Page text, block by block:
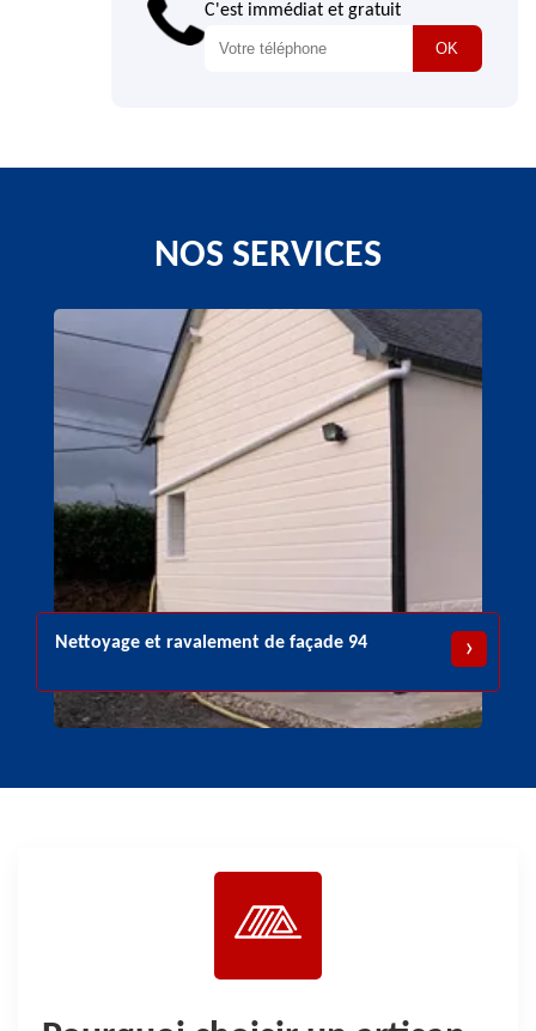
C'est immédiat et gratuit
NOS SERVICES
Urgence fuite de toiture 94